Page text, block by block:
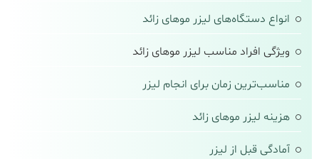
انواع دستگاه‌های لیزر موهای زائد
ویژگی افراد مناسب لیزر موهای زائد
مناسب‌ترین زمان برای انجام لیزر
هزینه لیزر موهای زائد
آمادگی قبل از لیزر